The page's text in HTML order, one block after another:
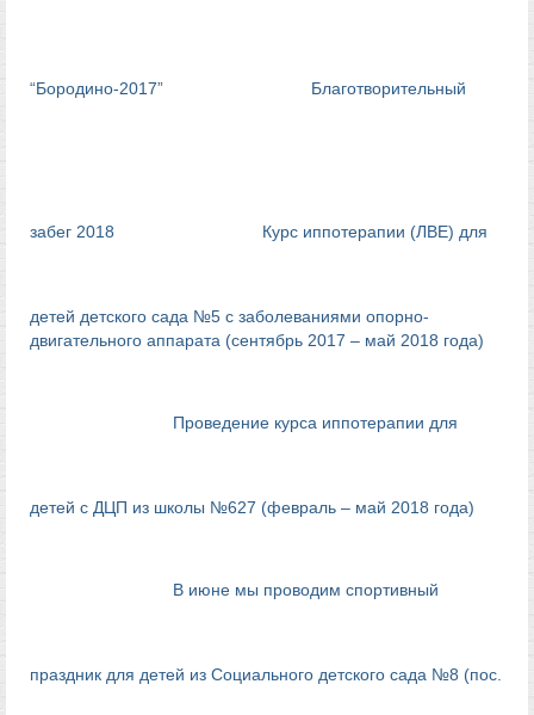
“Бородино-2017” Благотворительный
забег 2018 Курс иппотерапии (ЛВЕ) для
детей детского сада №5 с заболеваниями опорно-
двигательного аппарата (сентябрь 2017 – май 2018 года)
Проведение курса иппотерапии для
детей с ДЦП из школы №627 (февраль – май 2018 года)
В июне мы проводим спортивный
праздник для детей из Социального детского сада №8 (пос.